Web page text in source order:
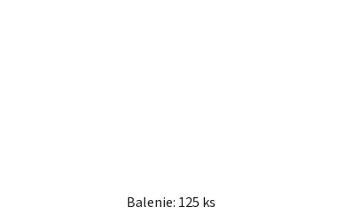
Balenie: 125 ks